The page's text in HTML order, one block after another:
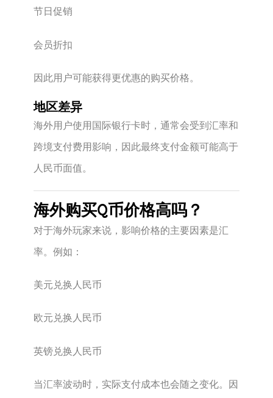
节日促销
会员折扣
因此用户可能获得更优惠的购买价格。
地区差异
海外用户使用国际银行卡时，通常会受到汇率和
跨境支付费用影响，因此最终支付金额可能高于
人民币面值。
海外购买Q币价格高吗？
对于海外玩家来说，影响价格的主要因素是汇
率。例如：
美元兑换人民币
欧元兑换人民币
英镑兑换人民币
当汇率波动时，实际支付成本也会随之变化。因